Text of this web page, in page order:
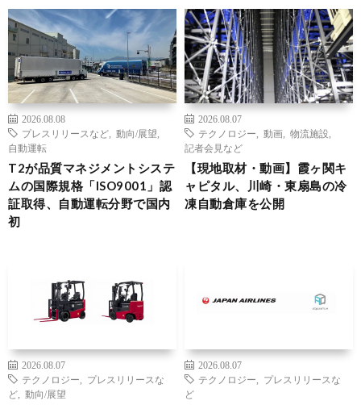
2026.08.08
プレスリリースなど
動向/展望
自動運転
T2が品質マネジメントシステ
ムの国際規格「ISO9001」認
証取得、自動運転分野で国内
初
2026.08.07
テクノロジー
動画 物流施設
記者会見など
【現地取材・動画】霞ヶ関キ
ャピタル、川崎・東扇島の冷
凍自動倉庫を公開
2026.08.07
テクノロジー
プレスリリースな
ど
動向/展望
2026.08.07
テクノロジー
プレスリリースな
ど